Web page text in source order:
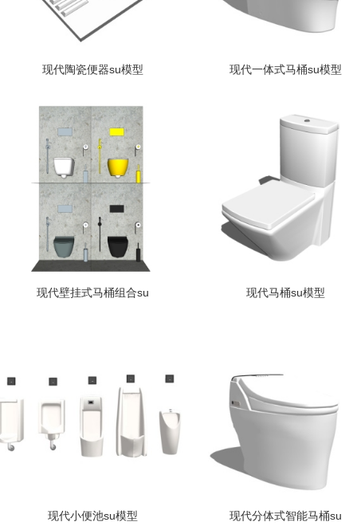
现代陶瓷便器su模型 现代一体式马桶su模型
现代壁挂式马桶组合su 现代马桶su模型
现代小便池su模型 现代分体式智能马桶su